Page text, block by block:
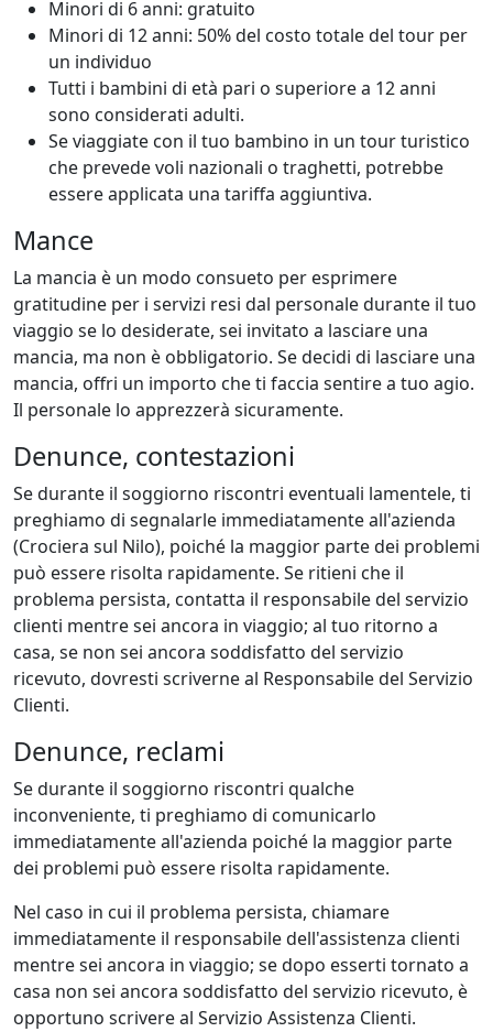
Minori di 6 anni: gratuito
Minori di 12 anni: 50% del costo totale del tour per
un individuo
Tutti i bambini di età pari o superiore a 12 anni
sono considerati adulti.
Se viaggiate con il tuo bambino in un tour turistico
che prevede voli nazionali o traghetti, potrebbe
essere applicata una tariffa aggiuntiva.
Mance
La mancia è un modo consueto per esprimere
gratitudine per i servizi resi dal personale durante il tuo
viaggio se lo desiderate, sei invitato a lasciare una
mancia, ma non è obbligatorio. Se decidi di lasciare una
mancia, offri un importo che ti faccia sentire a tuo agio.
Il personale lo apprezzerà sicuramente.
Denunce, contestazioni
Se durante il soggiorno riscontri eventuali lamentele, ti
preghiamo di segnalarle immediatamente all'azienda
(Crociera sul Nilo), poiché la maggior parte dei problemi
può essere risolta rapidamente. Se ritieni che il
problema persista, contatta il responsabile del servizio
clienti mentre sei ancora in viaggio; al tuo ritorno a
casa, se non sei ancora soddisfatto del servizio
ricevuto, dovresti scriverne al Responsabile del Servizio
Clienti.
Denunce, reclami
Se durante il soggiorno riscontri qualche
inconveniente, ti preghiamo di comunicarlo
immediatamente all'azienda poiché la maggior parte
dei problemi può essere risolta rapidamente.
Nel caso in cui il problema persista, chiamare
immediatamente il responsabile dell'assistenza clienti
mentre sei ancora in viaggio; se dopo esserti tornato a
casa non sei ancora soddisfatto del servizio ricevuto, è
opportuno scrivere al Servizio Assistenza Clienti.